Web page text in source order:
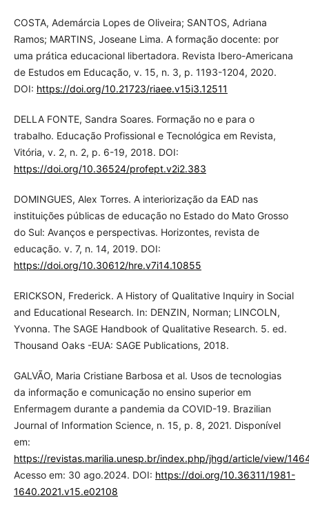
COSTA, Ademárcia Lopes de Oliveira; SANTOS, Adriana
Ramos; MARTINS, Joseane Lima. A formação docente: por
uma prática educacional libertadora. Revista Ibero-Americana
de Estudos em Educação, v. 15, n. 3, p. 1193-1204, 2020.
DOI: https://doi.org/10.21723/riaee.v15i3.12511
DELLA FONTE, Sandra Soares. Formação no e para o
trabalho. Educação Profissional e Tecnológica em Revista,
Vitória, v. 2, n. 2, p. 6-19, 2018. DOI:
https://doi.org/10.36524/profept.v2i2.383
DOMINGUES, Alex Torres. A interiorização da EAD nas
instituições públicas de educação no Estado do Mato Grosso
do Sul: Avanços e perspectivas. Horizontes, revista de
educação. v. 7, n. 14, 2019. DOI:
https://doi.org/10.30612/hre.v7i14.10855
ERICKSON, Frederick. A History of Qualitative Inquiry in Social
and Educational Research. In: DENZIN, Norman; LINCOLN,
Yvonna. The SAGE Handbook of Qualitative Research. 5. ed.
Thousand Oaks -EUA: SAGE Publications, 2018.
GALVÃO, Maria Cristiane Barbosa et al. Usos de tecnologias
da informação e comunicação no ensino superior em
Enfermagem durante a pandemia da COVID-19. Brazilian
Journal of Information Science, n. 15, p. 8, 2021. Disponível
em:
https://revistas.marilia.unesp.br/index.php/jhgd/article/view/
Acesso em: 30 ago.2024. DOI: https://doi.org/10.36311/1981-
1640.2021.v15.e02108